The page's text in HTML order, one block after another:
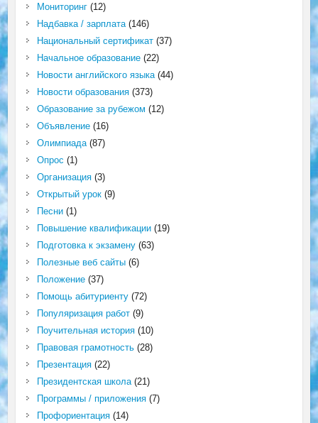
Мониторинг(12)
Надбавка / зарплата(146)
Национальный сертификат(37)
Начальное образование(22)
Новости английского языка(44)
Новости образования(373)
Образование за рубежом (12)
Объявление(16)
Олимпиада(87)
Опрос (1)
Организация(3)
Открытый урок(9)
Песни(1)
Повышение квалификации(19)
Подготовка к экзамену(63)
Полезные веб сайты(6)
Положение(37)
Помощь абитуриенту(72)
Популяризация работ(9)
Поучительная история(10)
Правовая грамотность(28)
Презентация(22)
Президентская школа(21)
Программы / приложения(7)
Профориентация(14)